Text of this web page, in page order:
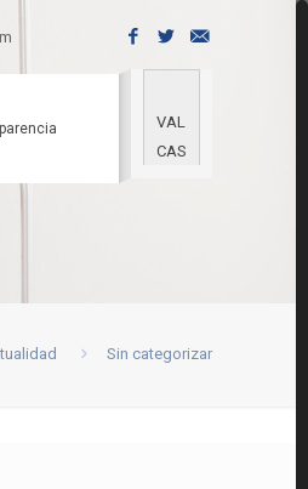
VAL
CAS
Sin categorizar